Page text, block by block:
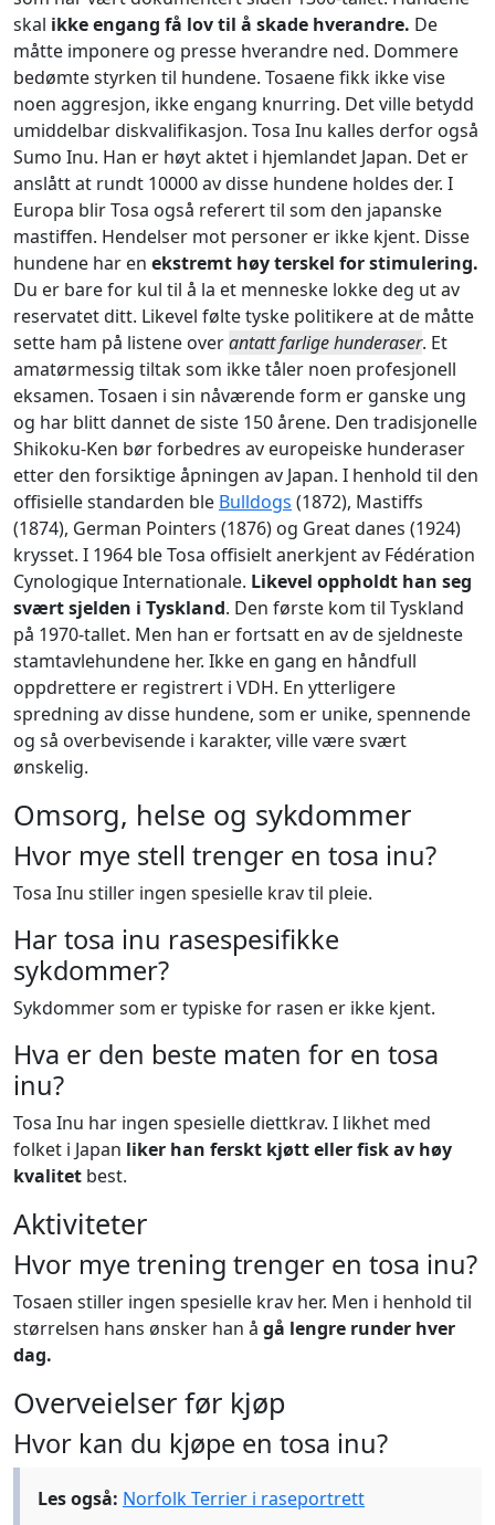
skal ikke engang få lov til å skade hverandre. De
måtte imponere og presse hverandre ned. Dommere
bedømte styrken til hundene. Tosaene fikk ikke vise
noen aggresjon, ikke engang knurring. Det ville betydd
umiddelbar diskvalifikasjon. Tosa Inu kalles derfor også
Sumo Inu. Han er høyt aktet i hjemlandet Japan. Det er
anslått at rundt 10000 av disse hundene holdes der. I
Europa blir Tosa også referert til som den japanske
mastiffen. Hendelser mot personer er ikke kjent. Disse
hundene har en ekstremt høy terskel for stimulering.
Du er bare for kul til å la et menneske lokke deg ut av
reservatet ditt. Likevel følte tyske politikere at de måtte
sette ham på listene overantatt farlige hunderaser. Et
amatørmessig tiltak som ikke tåler noen profesjonell
eksamen. Tosaen i sin nåværende form er ganske ung
og har blitt dannet de siste 150 årene. Den tradisjonelle
Shikoku-Ken bør forbedres av europeiske hunderaser
etter den forsiktige åpningen av Japan. I henhold til den
offisielle standarden ble Bulldogs (1872), Mastiffs
(1874), German Pointers (1876) og Great danes (1924)
krysset. I 1964 ble Tosa offisielt anerkjent av Fédération
Cynologique Internationale. Likevel oppholdt han seg
svært sjelden i Tyskland. Den første kom til Tyskland
på 1970-tallet. Men han er fortsatt en av de sjeldneste
stamtavlehundene her. Ikke en gang en håndfull
oppdrettere er registrert i VDH. En ytterligere
spredning av disse hundene, som er unike, spennende
og så overbevisende i karakter, ville være svært
ønskelig.
Omsorg, helse og sykdommer
Hvor mye stell trenger en tosa inu?
Tosa Inu stiller ingen spesielle krav til pleie.
Har tosa inu rasespesifikke
sykdommer?
Sykdommer som er typiske for rasen er ikke kjent.
Hva er den beste maten for en tosa
inu?
Tosa Inu har ingen spesielle diettkrav. I likhet med
folket i Japan liker han ferskt kjøtt eller fisk av høy
kvalitet best.
Aktiviteter
Hvor mye trening trenger en tosa inu?
Tosaen stiller ingen spesielle krav her. Men i henhold til
størrelsen hans ønsker han å gå lengre runder hver
dag.
Overveielser før kjøp
Hvor kan du kjøpe en tosa inu?
Les også: Norfolk Terrier i raseportrett